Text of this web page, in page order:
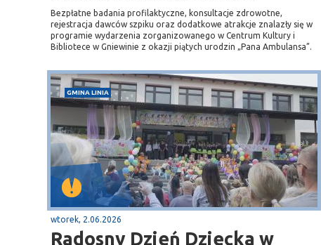
Bezpłatne badania profilaktyczne, konsultacje zdrowotne,
rejestracja dawców szpiku oraz dodatkowe atrakcje znalazły się w
programie wydarzenia zorganizowanego w Centrum Kultury i
Bibliotece w Gniewinie z okazji piątych urodzin „Pana Ambulansa”.
GMINA LINIA
wtorek, 2.06.2026
Radosny Dzień Dziecka w
krajową nr 6
Sopot
plaża